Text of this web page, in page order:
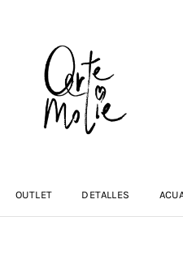
OUTLET DETALLES